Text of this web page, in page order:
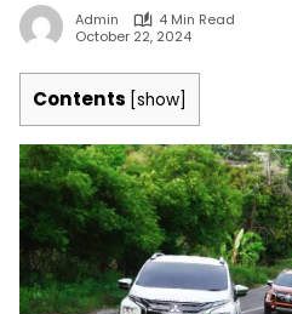
Admin
4 Min Read
October 22, 2024
Contents [show]